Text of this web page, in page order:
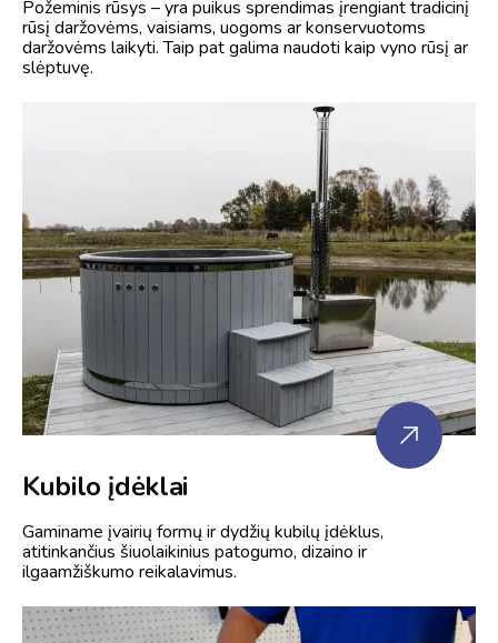
Požeminis rūsys – yra puikus sprendimas įrengiant tradicinį
rūsį daržovėms, vaisiams, uogoms ar konservuotoms
daržovėms laikyti. Taip pat galima naudoti kaip vyno rūsį ar
slėptuvę.
Kubilo įdėklai
Gaminame įvairių formų ir dydžių kubilų įdėklus,
atitinkančius šiuolaikinius patogumo, dizaino ir
ilgaamžiškumo reikalavimus.